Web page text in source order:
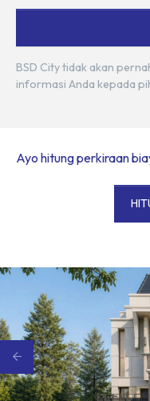
BSD City tidak akan
informasi Anda kepada
Ayo hitung perkiraan